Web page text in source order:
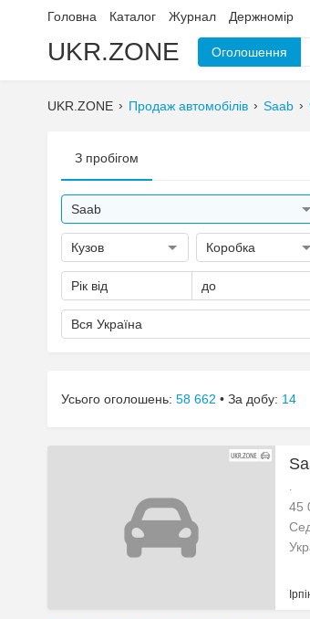
Головна Каталог Журнал Держномір
UKR.ZONE Оголошення
UKR.ZONE Продаж автомобілів Saab
З пробігом
Saab
Кузов Коробка
Рік від до
Вся Україна
Усього оголошень: 58 662 • За добу: 14
.
45